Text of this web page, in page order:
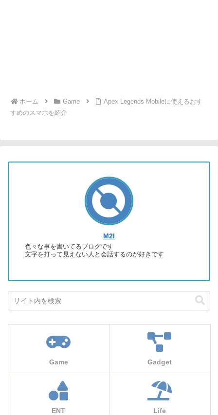
ホーム Game
Apex Legends Mobileに使えるおす
すめのスマホを紹介
M2I
色々な事を書いてるブログです
文字を打って見えない人と会話するのが好きです
Game Gadget
ENT Life